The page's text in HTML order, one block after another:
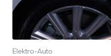
Elektro-Auto